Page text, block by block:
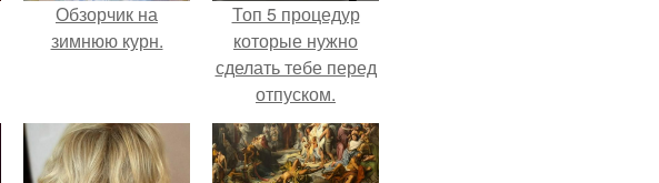
Обзорчик на
зимнюю курн.
Топ 5 процедур
которые нужно
сделать тебе перед
отпуском.